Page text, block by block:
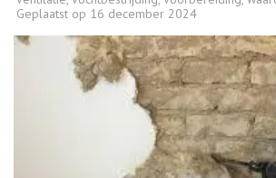
Geplaatst op 16 december 2024